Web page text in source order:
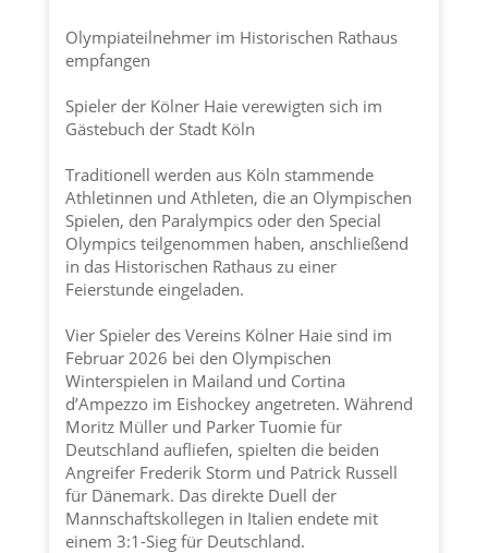
Olympiateilnehmer im Historischen Rathaus
empfangen
Spieler der Kölner Haieverewigten sich im
Gästebuch der Stadt Köln
Traditionell werden aus Köln stammende
Athletinnen und Athleten, die an Olympischen
Spielen, den Paralympics oder den Special
Olympics teilgenommen haben, anschließend
in das Historischen Rathaus zu einer
Feierstunde eingeladen.
Vier Spieler des Vereins Kölner Haiesind im
Februar 2026 bei den Olympischen
Winterspielen in Mailand und Cortina
d’Ampezzo im Eishockey angetreten. Während
Moritz Müller und Parker Tuomie für
Deutschland aufliefen, spielten die beiden
Angreifer Frederik Storm und Patrick Russell
für Dänemark. Das direkte Duell der
Mannschaftskollegen in Italien endete mit
einem 3:1-Sieg für Deutschland.